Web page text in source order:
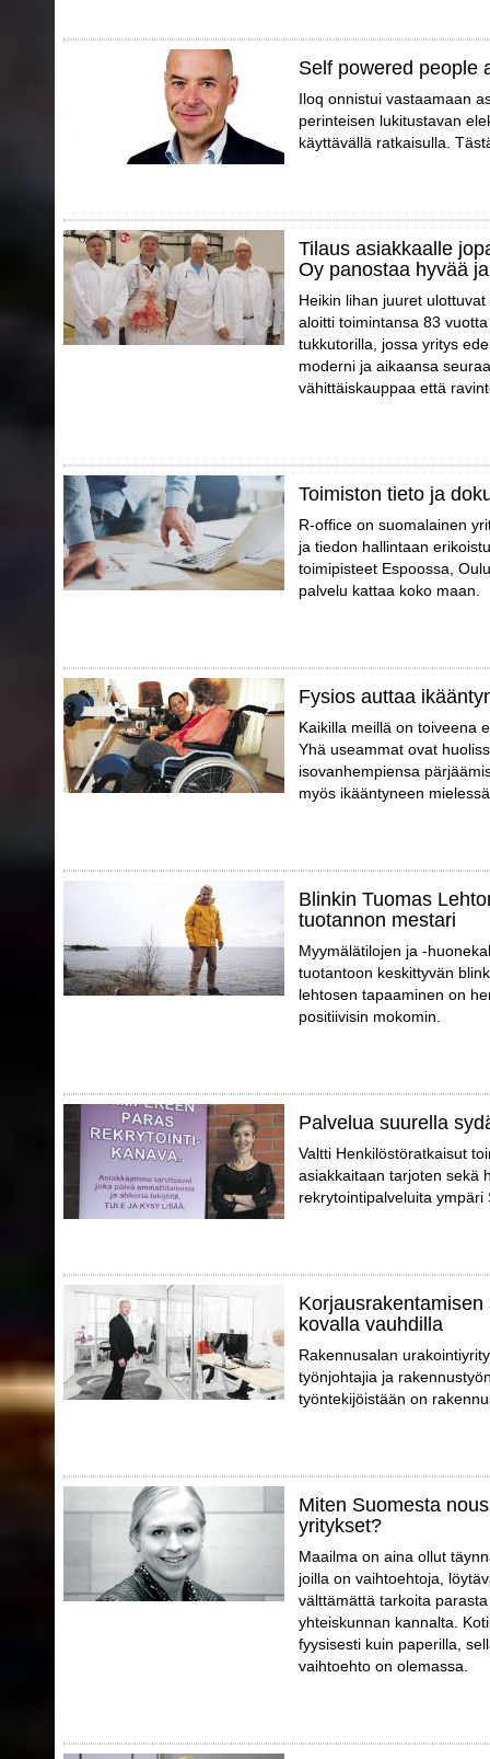
Self powered people
Iloq onnistui vastaamaan
perinteisen lukitustavan
käyttävällä ratkaisulla.
Tilaus asiakkaalle
Oy panostaa hyvää
Heikin lihan juuret
aloitti toimintansa 83
tukkutorilla, jossa yritys
moderni ja aikaansa
vähittäiskauppaa että
Toimiston tieto ja
R-office on suomalainen
ja tiedon hallintaan
toimipisteet Espoossa,
palvelu kattaa koko maan.
Fysios auttaa
Kaikilla meillä on toiveena
Yhä useammat ovat
isovanhempiensa
myös ikääntyneen
Blinkin Tuomas
tuotannon mestari
Myymälätilojen ja -
tuotantoon keskittyvän
lehtosen tapaaminen on
positiivisin mokomin.
Palvelua suurella
Valtti Henkilöstöratkaisut
asiakkaitaan tarjoten sekä
rekrytointipalveluita ympäri
kovalla vauhdilla
Rakennusalan
työnjohtajia ja
työntekijöistään on
Miten Suomesta
yritykset?
Maailma on aina ollut
joilla on vaihtoehtoja,
välttämättä tarkoita
yhteiskunnan kannalta.
fyysisesti kuin paperilla,
vaihtoehto on olemassa.